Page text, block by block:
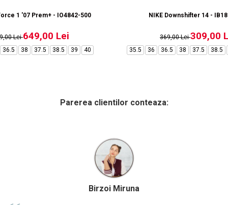
1 '07 Prem+ - IO4842-500
Lei649,00 Lei
36.5 38 37.5 38.5 39 40
NIKE Downshifter 14 -
369,00 Lei309,00
35.5 36 36.5 38 37.5 38.5
Parerea clientilor conteaza: